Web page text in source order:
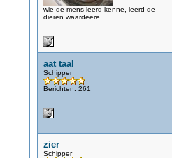
wie de mens leerd kenne, leerd de
dieren waardeere
aat taal
Schipper
Berichten: 261
zier
Schipper